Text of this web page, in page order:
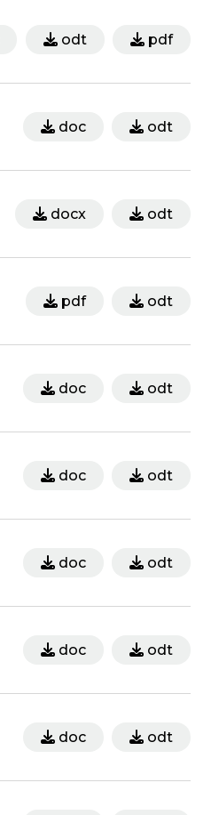
odt pdf
doc odt
docx odt
pdf odt
doc odt
doc odt
doc odt
doc odt
doc odt